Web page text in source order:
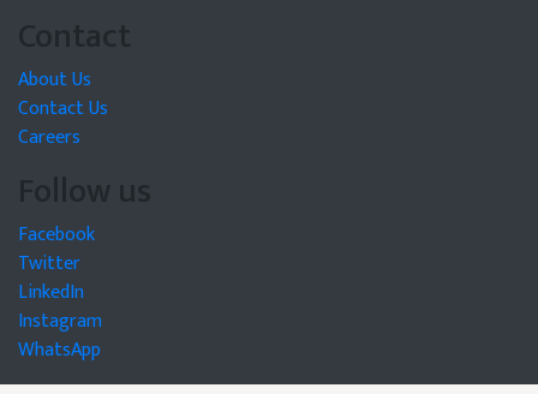
Contact
About Us
Contact Us
Careers
Follow us
Facebook
Twitter
LinkedIn
Instagram
WhatsApp